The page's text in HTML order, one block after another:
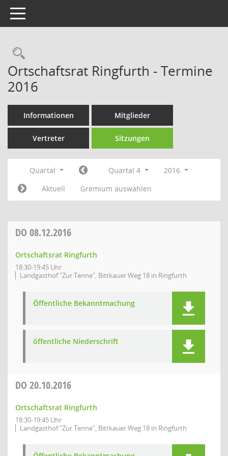
Toggle navigation
Rechercheauswahl
Ortschaftsrat Ringfurth - Termine
2016
Informationen Mitglieder
Vertreter Sitzungen
Quartal Quartal 4
2016
Aktuell
Gremium auswählen
DO 08.12.2016
Ortschaftsrat Ringfurth
18:30-19:45 Uhr
Landgasthof "Zur Tenne", Bittkauer Weg 18 in Ringfurth
Öffentliche Bekanntmachung
öffentliche Niederschrift
DO 20.10.2016
Ortschaftsrat Ringfurth
18:30-19:45 Uhr
Landgasthof "Zur Tenne", Bittkauer Weg 18 in Ringfurth